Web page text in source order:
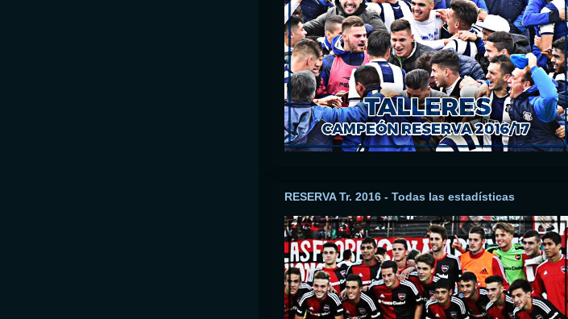
RESERVA Tr. 2016 - Todas las estadísticas